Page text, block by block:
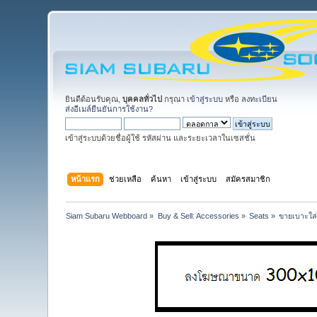
ยินดีต้อนรับคุณ,บุคคลทั่วไป กรุณา เข้าสู่ระบบ หรือ ลงทะเบียน
ส่งอีเมล์ยืนยันการใช้งาน?
เข้าสู่ระบบด้วยชื่อผู้ใช้ รหัสผ่าน และระยะเวลาในเซสชั่น
หน้าแรก ช่วยเหลือ ค้นหา เข้าสู่ระบบ สมัครสมาชิก
Siam Subaru Webboard » Buy & Sell: Accessories » Seats » ขายเบาะใ